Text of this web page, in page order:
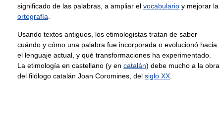
significado de las palabras, a ampliar el vocabulario y mejorar la
ortografía
Usando textos antiguos, los etimologistas tratan de saber
cuándo y cómo una palabra fue incorporada o evolucionó hacia
el lenguaje actual, y qué transformaciones ha experimentado.
La etimología en castellano (y en catalán) debe mucho a la obra
del filólogo catalán Joan Coromines, del siglo XX